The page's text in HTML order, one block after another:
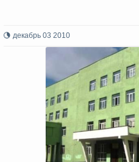
декабрь 03 2010